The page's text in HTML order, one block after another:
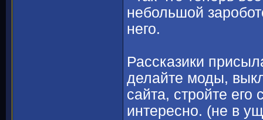
небольшой
него.
Рассказики
делайте моды,
сайта, стройте
интересно. (не в